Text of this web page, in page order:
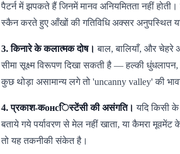
पैटर्न में झपकते हैं जिनमें मानव अनियमितता नहीं
स्कैन करते हुए आँखों की गतिविधि अक्सर अनुपस्थित या
3. किनारे के कलात्मक दोष। बाल, बालियाँ, और चेहरे
सीमा सूक्ष्म विरूपण दिखा सकती है — हल्की धुंधलापन,
कुछ थोड़ा असामान्य लगे तो 'uncanny valley' की
4. प्रकाश-कонсिस्टेंसी की असंगति। यदि किसी
बताये गये पर्यावरण से मेल नहीं खाता, या कैमरा मूवमेंट
तो यह तकनीकी संकेत है।